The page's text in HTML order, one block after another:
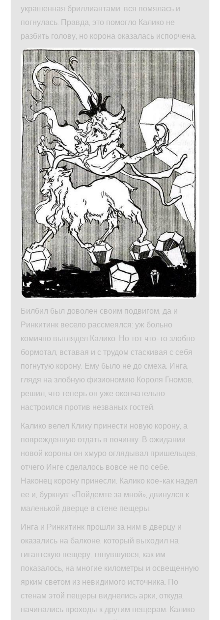
украшенная бриллиантами, вся помялась и
погнулась. Правда, это помогло Калико не
разбить голову, но корона оказалась испорчена.
Билбил был доволен своим подвигом, да и
Ринкитинк весело рассмеялся: уж больно
комично выглядел Калико. Но тот что-то злобно
бормотал, вставая и с трудом стаскивая с себя
погнутую корону. Ему было не до смеха. Инга,
глядя на злобную физиономию Короля Гномов,
решил, что теперь он уже окончательно
настроился против незваных гостей.
Калико велел Клику принести новую корону, а
поврежденную отдать в починку. В ожидании
новой короны он хмуро оглядывал пришельцев,
отчего Инге сделалось вовсе не по себе.
Наконец корону принесли. Калико кое-как надел
ее и, буркнув: «Пойдемте за мной», двинулся к
маленькой дверце в стене пещеры.
Инга и Ринкитинк прошли за ним в дверцу и
оказались на балконе, который выходил на
гигантскую пещеру, тянувшуюся, как им
показалось, на многие километры и освещенную
ярким светом из невидимого источника. По
стенам этой пещеры виднелись арки, откуда
начинались проходы к другим пещерам. Калико